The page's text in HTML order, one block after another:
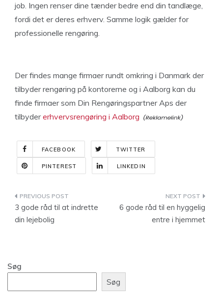
job. Ingen renser dine tænder bedre end din tandlæge,
fordi det er deres erhverv. Samme logik gælder for
professionelle rengøring.
Der findes mange firmaer rundt omkring i Danmark der
tilbyder rengøring på kontorerne og i Aalborg kan du
finde firmaer som Din Rengøringspartner Aps der
tilbydererhvervsrengøring i Aalborg
FACEBOOK TWITTER
PINTEREST LINKEDIN
Indlægsnavigation
3 gode råd til at indrette
din lejebolig
6 gode råd til en hyggelig
entre i hjemmet
Søg
Søg